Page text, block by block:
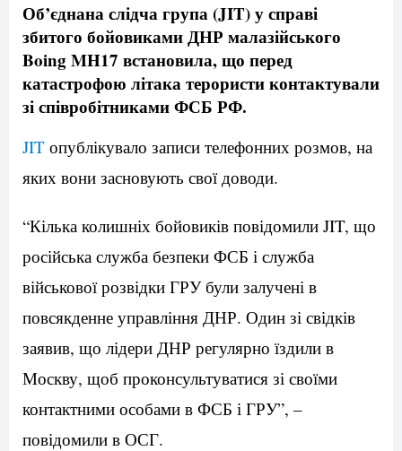
Об’єднана слідча група (JIT) у справі
збитого бойовиками ДНР малазійського
Boing MH17 встановила, що перед
катастрофою літака терористи контактували
зі співробітниками ФСБ РФ.
JIT опублікувало записи телефонних розмов, на
яких вони засновують свої доводи.
“Кілька колишніх бойовиків повідомили JIT, що
російська служба безпеки ФСБ і служба
військової розвідки ГРУ були залучені в
повсякденне управління ДНР. Один зі свідків
заявив, що лідери ДНР регулярно їздили в
Москву, щоб проконсультуватися зі своїми
контактними особами в ФСБ і ГРУ”, –
повідомили в ОСГ.